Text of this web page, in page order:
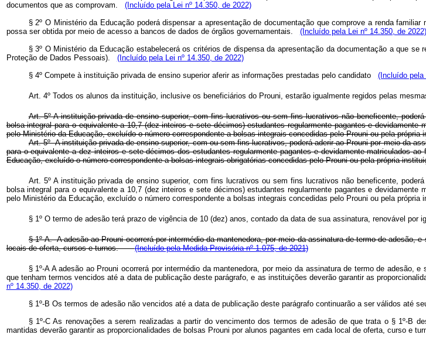
documentos que as comprovam.
(Incluído pela Lei nº 14.350, de 2022)
§ 2º O Ministério da Educação poderá dispensar a apresentação de documentação que comprove a renda familiar
possa ser obtida por meio de acesso a bancos de dados de órgãos governamentais.
(Incluído pela Lei nº 14.350, de 2022)
§ 3º O Ministério da Educação estabelecerá os critérios de dispensa da apresentação da documentação a que se
Proteção de Dados Pessoais).
(Incluído pela Lei nº 14.350, de 2022)
§ 4º Compete à instituição privada de ensino superior aferir as informações prestadas pelo candidato
(Incluído pela
Art. 4º Todos os alunos da instituição, inclusive os beneficiários do Prouni, estarão igualmente regidos pelas
Art. 5º A instituição privada de ensino superior, com fins lucrativos ou sem fins lucrativos não beneficente,
bolsa integral para o equivalente a 10,7 (dez inteiros e sete décimos) estudantes regularmente pagantes e
pelo Ministério da Educação, excluído o número correspondente a bolsas integrais concedidas pelo Prouni ou pela
Art. 5º A instituição privada de ensino superior, com ou sem fins lucrativos, poderá aderir ao Prouni por meio da
para o equivalente a dez inteiros e sete décimos dos estudantes regularmente pagantes e devidamente matriculados
Educação, excluído o número correspondente a bolsas integrais obrigatórias concedidas pelo Prouni ou pela própria
Art. 5º A instituição privada de ensino superior, com fins lucrativos ou sem fins lucrativos não beneficente,
bolsa integral para o equivalente a 10,7 (dez inteiros e sete décimos) estudantes regularmente pagantes e
pelo Ministério da Educação, excluído o número correspondente a bolsas integrais concedidas pelo Prouni ou pela
§ 1º O termo de adesão terá prazo de vigência de 10 (dez) anos, contado da data de sua assinatura, renovável por
§ 1º-A. A adesão ao Prouni ocorrerá por intermédio da mantenedora, por meio da assinatura de termo de
locais de oferta, cursos e turnos.(Incluído pela Medida Provisória nº 1.075, de 2021)
§ 1º-A A adesão ao Prouni ocorrerá por intermédio da mantenedora, por meio da assinatura de termo de
que tenham termos vencidos até a data de publicação deste parágrafo, e as instituições deverão garantir as
nº 14.350, de 2022)
§ 1º-B Os termos de adesão não vencidos até a data de publicação deste parágrafo continuarão a ser válidos até
§ 1º-C As renovações a serem realizadas a partir do vencimento dos termos de adesão de que trata o § 1º-B
mantidas deverão garantir as proporcionalidades de bolsas Prouni por alunos pagantes em cada local de oferta, curso e